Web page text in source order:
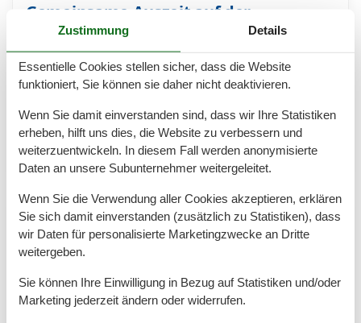
Gemeinsame Auszeit auf der
Nordseeinsel
Urlaub mit Hund auf Langeoog: Ferienhäuser mit
Platz für Zwei- und Vierbeiner Sie möchten
spazieren gehen und die frische Nordseeluft
genießen? Dann sind…
Mehr erfahren
Zustimmung Details
Essentielle Cookies stellen sicher, dass die Website
funktioniert, Sie können sie daher nicht deaktivieren.
Wenn Sie damit einverstanden sind, dass wir Ihre Statistiken
erheben, hilft uns dies, die Website zu verbessern und
weiterzuentwickeln. In diesem Fall werden anonymisierte
Daten an unsere Subunternehmer weitergeleitet.
Wenn Sie die Verwendung aller Cookies akzeptieren, erklären
Sie sich damit einverstanden (zusätzlich zu Statistiken), dass
wir Daten für personalisierte Marketingzwecke an Dritte
weitergeben.
Sie können Ihre Einwilligung in Bezug auf Statistiken und/oder
Marketing jederzeit ändern oder widerrufen.